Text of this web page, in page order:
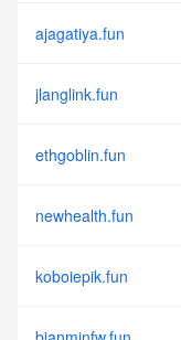
ajagatiya.fun
jlanglink.fun
ethgoblin.fun
newhealth.fun
koboiepik.fun